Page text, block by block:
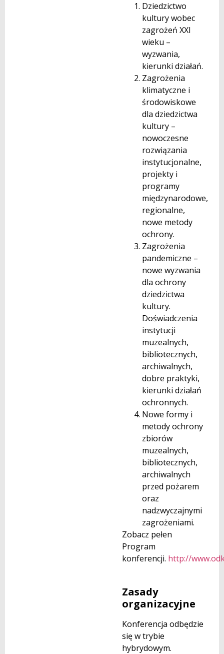
Dziedzictwo
kultury wobec
zagrożeń XXI
wieku –
wyzwania,
kierunki działań.
Zagrożenia
klimatyczne i
środowiskowe
dla dziedzictwa
kultury –
nowoczesne
rozwiązania
instytucjonalne,
projekty i
programy
międzynarodowe,
regionalne,
nowe metody
ochrony.
Zagrożenia
pandemiczne –
nowe wyzwania
dla ochrony
dziedzictwa
kultury.
Doświadczenia
instytucji
muzealnych,
bibliotecznych,
archiwalnych,
dobre praktyki,
kierunki działań
ochronnych.
Nowe formy i
metody ochrony
zbiorów
muzealnych,
bibliotecznych,
archiwalnych
przed pożarem
oraz
nadzwyczajnymi
zagrożeniami.
Zobacz pełen
Program
konferencji. http://
Zasady
organizacyjne
Konferencja odbędzie
się w trybie
hybrydowym.